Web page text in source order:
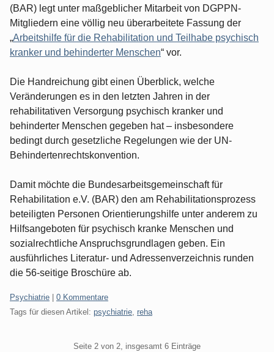
(BAR) legt unter maßgeblicher Mitarbeit von DGPPN-
Mitgliedern eine völlig neu überarbeitete Fassung der
„Arbeitshilfe für die Rehabilitation und Teilhabe psychisch
kranker und behinderter Menschen“ vor.
Die Handreichung gibt einen Überblick, welche
Veränderungen es in den letzten Jahren in der
rehabilitativen Versorgung psychisch kranker und
behinderter Menschen gegeben hat – insbesondere
bedingt durch gesetzliche Regelungen wie der UN-
Behindertenrechtskonvention.
Damit möchte die Bundesarbeitsgemeinschaft für
Rehabilitation e.V. (BAR) den am Rehabilitationsprozess
beteiligten Personen Orientierungshilfe unter anderem zu
Hilfsangeboten für psychisch kranke Menschen und
sozialrechtliche Anspruchsgrundlagen geben. Ein
ausführliches Literatur- und Adressenverzeichnis runden
die 56-seitige Broschüre ab.
Kategorien:
Psychiatrie
0 Kommentare
Tags für diesen Artikel: psychiatrie, reha
Seite 2 von 2, insgesamt 6 Einträge